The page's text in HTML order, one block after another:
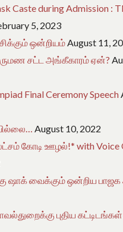
Caste during Admission :
5, 2023
ஒன்றியம்August 11,
சட்ட அங்கீகாரம் ஏன்?
Final Ceremony Speech
August 10, 2022
கோடி ஊழல்!* with Voice
ஷாக் வைக்கும் ஒன்றிய பாஜக
புதிய